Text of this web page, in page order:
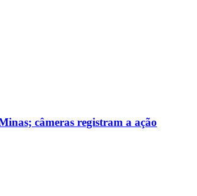
câmeras registram a ação